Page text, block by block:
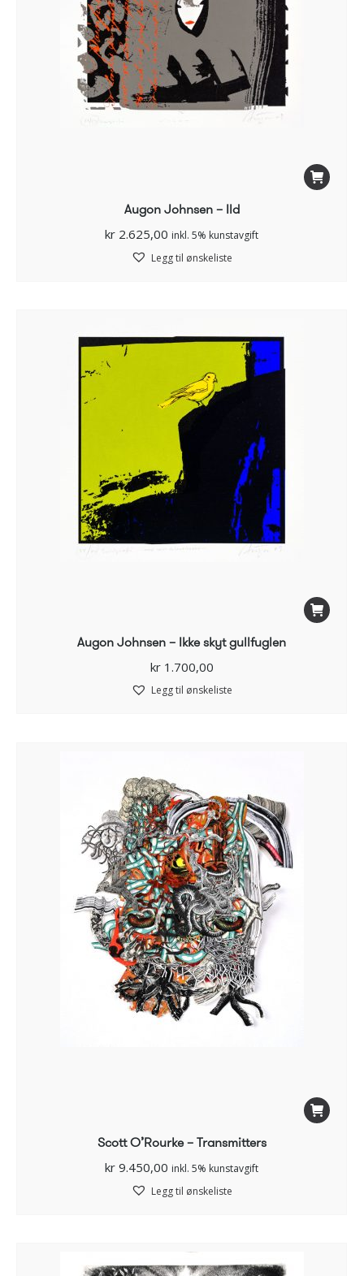
Augon Johnsen – Ild
kr 2.625,00 inkl. 5% kunstavgift
Legg til ønskeliste
Augon Johnsen – Ikke skyt gullfuglen
kr1.700,00
Legg til ønskeliste
Scott O’Rourke – Transmitters
kr 9.450,00 inkl. 5% kunstavgift
Legg til ønskeliste